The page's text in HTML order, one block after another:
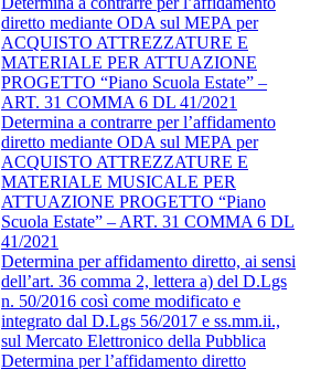
diretto mediante ODA sul MEPA per
ACQUISTO ATTREZZATURE E
MATERIALE PER ATTUAZIONE
PROGETTO “Piano Scuola Estate” –
ART. 31 COMMA 6 DL 41/2021
Determina a contrarre per l’affidamento
diretto mediante ODA sul MEPA per
ACQUISTO ATTREZZATURE E
MATERIALE MUSICALE PER
ATTUAZIONE PROGETTO “Piano
Scuola Estate” – ART. 31 COMMA 6 DL
41/2021
Determina per affidamento diretto, ai sensi
dell’art. 36 comma 2, lettera a) del D.Lgs
n. 50/2016 così come modificato e
integrato dal D.Lgs 56/2017 e ss.mm.ii.,
sul Mercato Elettronico della Pubblica
Determina per l’affidamento diretto